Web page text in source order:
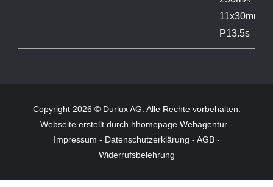
Copyright 2026 © Durlux AG. Alle Rechte vorbehalten.
Webseite erstellt durch hhomepage Webagentur -
Impressum - Datenschutzerklärung - AGB-
Widerrufsbelehrung